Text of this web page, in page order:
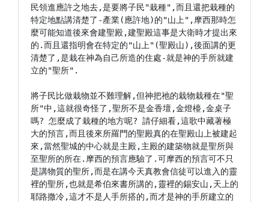
民領進應許之地去,是要將子民"栽種",而且還把栽種的
特定地點講清楚了-產業(應許地)的"山上",摩西那時怎
麼可能知道後來會建聖殿,建聖殿這事是大衛時才提出來
的.而且還指明會在特定的"山上"(聖殿山),後面講的更
清楚了,是栽在神為自己所造的住處-就是神的手所就建
立的"聖所".
將子民比做栽物並不難理解,但神把祂的栽物栽種在"聖
所"中,這就很奇怪了,聖所不是金香壇,金燈檯,金桌子
嗎? 怎麼成了栽種的地方呢? 請仔細看,這歌中藏著極
大的預言,而且後來所羅門的聖殿真的在聖殿山上被建起
來,當然聖城的中心就是主殿,主殿的建築物就是聖所與
至聖所的所在.摩西的預言應驗了.可摩西的預言可不只
是講物質的聖所,而是在講今天真教會信徒可以進入的靈
裡的聖所,也就是希伯來書所講的,靈裡的錫安山,天上的
耶路撒冷,這才不是人手所搭的,而才是神的手所建立的